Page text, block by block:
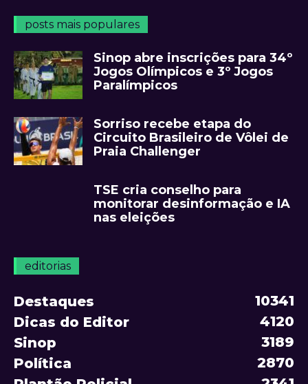
posts mais populares
Sinop abre inscrições para 34º
Jogos Olímpicos e 3º Jogos
Paralímpicos
Sorriso recebe etapa do
Circuito Brasileiro de Vôlei de
Praia Challenger
TSE cria conselho para
monitorar desinformação e IA
nas eleições
editorias
Destaques
10341
Dicas do Editor
4120
Sinop
3189
Política
2870